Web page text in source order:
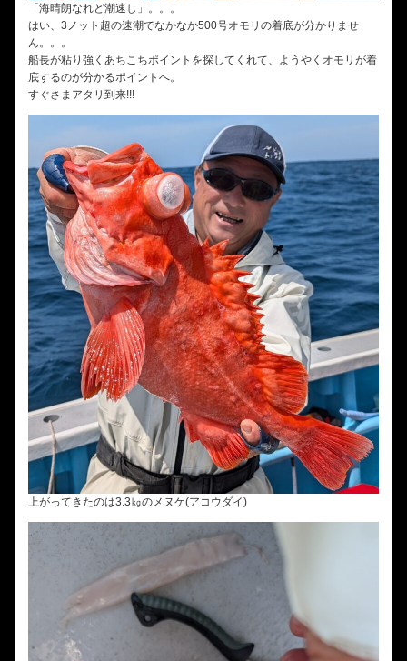
「海晴朗なれど潮速し」。。。
はい、3ノット超の速潮でなかなか500号オモリの着底が分かりませ
ん。。。
船長が粘り強くあちこちポイントを探してくれて、ようやくオモリが着
底するのが分かるポイントへ。
すぐさまアタリ到来!!!
上がってきたのは3.3㎏のメヌケ(アコウダイ)